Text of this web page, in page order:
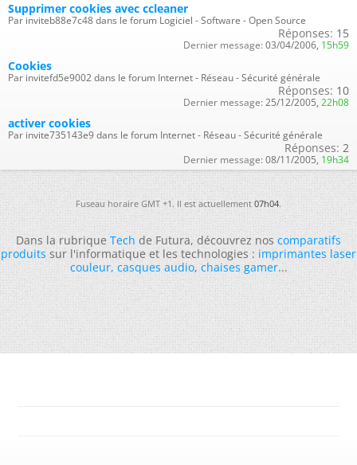
Supprimer cookies avec ccleaner
Par inviteb88e7c48 dans le forum Logiciel - Software - Open Source
Réponses: 15
Dernier message: 03/04/2006, 15h59
Cookies
Par invitefd5e9002 dans le forum Internet - Réseau - Sécurité générale
Réponses: 10
Dernier message: 25/12/2005, 22h08
activer cookies
Par invite735143e9 dans le forum Internet - Réseau - Sécurité générale
Réponses: 2
Dernier message: 08/11/2005, 19h34
Fuseau horaire GMT +1. Il est actuellement07h04.
Dans la rubriqueTechde Futura, découvrez noscomparatifs
produitssur l'informatique et les technologies : imprimantes laser
couleur,casques audio,chaises gamer...